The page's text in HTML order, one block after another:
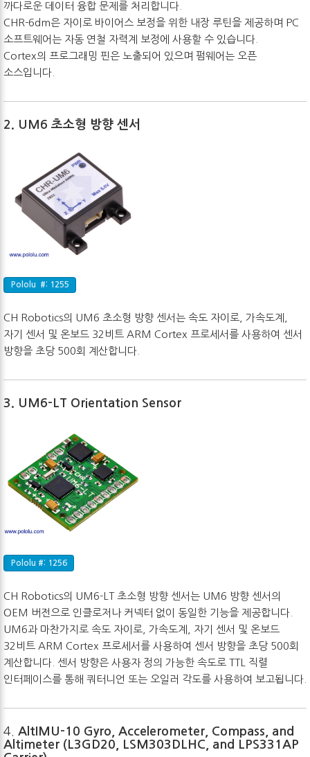
까다로운 데이터 융합 문제를 처리합니다.
CHR-6dm은 자이로 바이어스 보정을 위한 내장 루틴을 제공하며 PC
소프트웨어는 자동 연철 자력계 보정에 사용할 수 있습니다.
Cortex의 프로그래밍 핀은 노출되어 있으며 펌웨어는 오픈
소스입니다.
2. UM6 초소형 방향 센서
Pololu #: 1255
CH Robotics의 UM6 초소형 방향 센서는 속도 자이로, 가속도계,
자기 센서 및 온보드 32비트 ARM Cortex 프로세서를 사용하여 센서
방향을 초당 500회 계산합니다.
3. UM6-LT Orientation Sensor
Pololu #: 1256
CH Robotics의 UM6-LT 초소형 방향 센서는 UM6 방향 센서의
OEM 버전으로 인클로저나 커넥터 없이 동일한 기능을 제공합니다.
UM6과 마찬가지로 속도 자이로, 가속도계, 자기 센서 및 온보드
32비트 ARM Cortex 프로세서를 사용하여 센서 방향을 초당 500회
계산합니다. 센서 방향은 사용자 정의 가능한 속도로 TTL 직렬
인터페이스를 통해 쿼터니언 또는 오일러 각도를 사용하여 보고됩니다.
4. AltIMU-10 Gyro, Accelerometer, Compass, and
Altimeter (L3GD20, LSM303DLHC, and LPS331AP